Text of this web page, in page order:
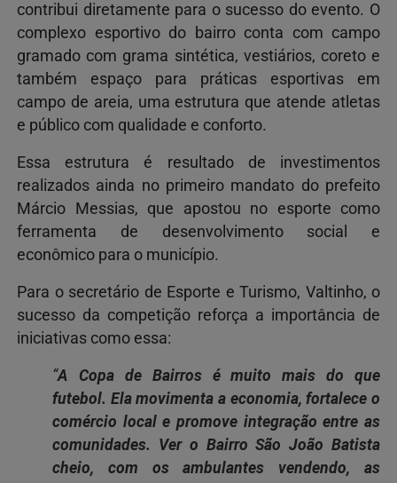
contribui diretamente para o sucesso do evento. O
complexo esportivo do bairro conta com campo
gramado com grama sintética, vestiários, coreto e
também espaço para práticas esportivas em
campo de areia, uma estrutura que atende atletas
e público com qualidade e conforto.
Essa estrutura é resultado de investimentos
realizados ainda no primeiro mandato do prefeito
Márcio Messias, que apostou no esporte como
ferramenta de desenvolvimento social e
econômico para o município.
Para o secretário de Esporte e Turismo, Valtinho, o
sucesso da competição reforça a importância de
iniciativas como essa:
“A Copa de Bairros é muito mais do que
futebol. Ela movimenta a economia, fortalece o
comércio local e promove integração entre as
comunidades. Ver o Bairro São João Batista
cheio, com os ambulantes vendendo, as